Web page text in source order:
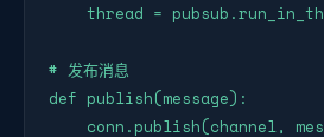
thread =
# 发布消息
def publish(message):
conn.publish(channel,